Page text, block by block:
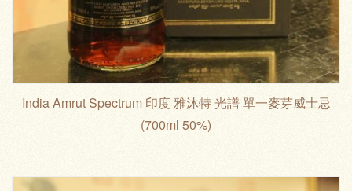
India Amrut Spectrum 印度 雅沐特 光譜 單一麥芽威士忌
(700ml 50%)